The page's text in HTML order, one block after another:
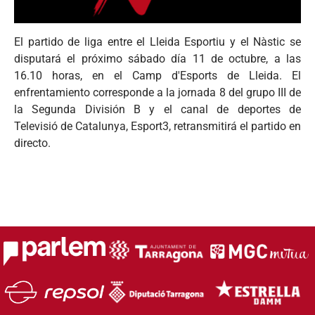
El partido de liga entre el Lleida Esportiu y el Nàstic se
disputará el próximo sábado día 11 de octubre, a las
16.10 horas, en el Camp d'Esports de Lleida. El
enfrentamiento corresponde a la jornada 8 del grupo III de
la Segunda División B y el canal de deportes de
Televisió de Catalunya, Esport3, retransmitirá el partido en
directo.